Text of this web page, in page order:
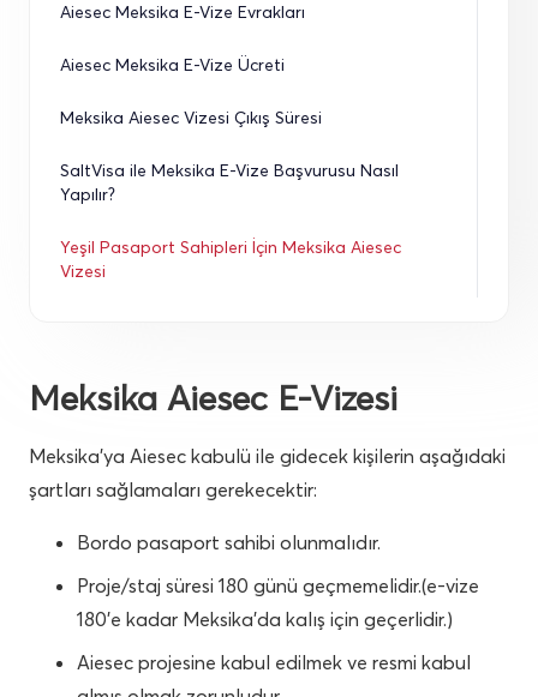
Aiesec Meksika E-Vize Evrakları
Aiesec Meksika E-Vize Ücreti
Meksika Aiesec Vizesi Çıkış Süresi
SaltVisa ile Meksika E-Vize Başvurusu Nasıl
Yapılır?
Yeşil Pasaport Sahipleri İçin Meksika Aiesec
Vizesi
Meksika Aiesec E-Vizesi
Meksika’ya Aiesec kabulü ile gidecek kişilerin aşağıdaki
şartları sağlamaları gerekecektir:
Bordo pasaport sahibi olunmalıdır.
Proje/staj süresi 180 günü geçmemelidir.(e-vize
180’e kadar Meksika’da kalış için geçerlidir.)
Aiesec projesine kabul edilmek ve resmi kabul